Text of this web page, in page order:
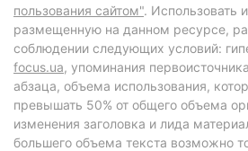
пользования сайтом". Использовать
размещенную на данном ресурсе,
соблюдении следующих условий:
focus.ua, упоминания
абзаца, объема использования,
превышать 50% от общего объема
изменения заголовка и лида
большего объема текста возможно